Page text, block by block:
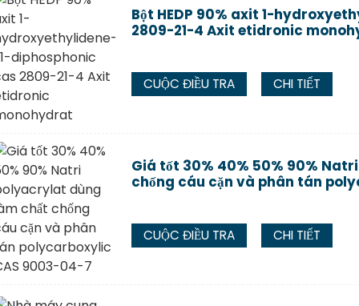
Bột HEDP 90% axit 1-
2809-21-4 Axit etidronic
CUỘC ĐIỀU TRA CHI TIẾT
Giá tốt 30% 40% 50% 90%
chống cáu cặn và phân tán
CUỘC ĐIỀU TRA CHI TIẾT